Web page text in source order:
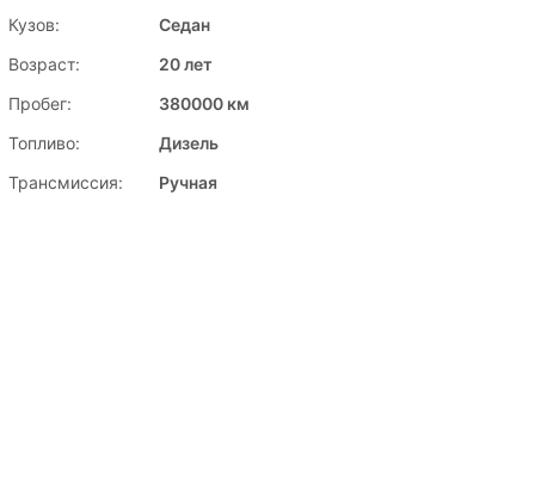
Кузов:
Седан
Возраст:
20 лет
Пробег:
380000 км
Топливо:
Дизель
Трансмиссия:
Ручная